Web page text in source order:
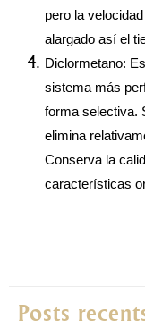
pero la
alargado así el
Diclormetano:
sistema más
forma selectiva.
elimina
Conserva la
características
Posts